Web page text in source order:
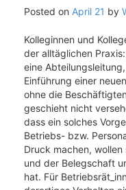
Posted on April 21 by
Kolleginnen und
der alltäglichen
eine
Einführung einer
ohne die
geschieht nicht
dass ein solches
Betriebs- bzw.
Druck machen,
und der Belegschaft
hat. Für